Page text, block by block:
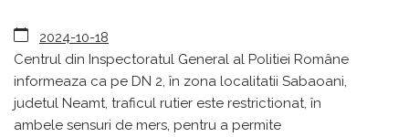
2024-10-18
Centrul din Inspectoratul General al Politiei Române
informeaza ca pe DN 2, în zona localitatii Sabaoani,
judetul Neamt, traficul rutier este restrictionat, în
ambele sensuri de mers, pentru a permite